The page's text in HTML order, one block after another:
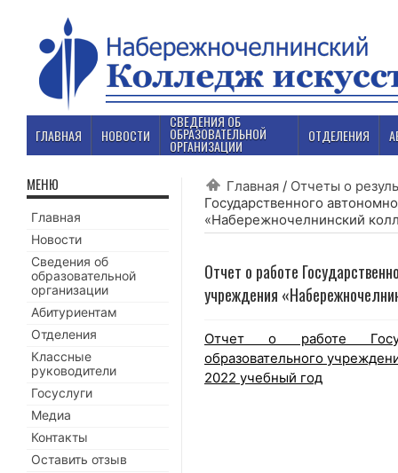
ГЛАВНАЯ НОВОСТИ
СВЕДЕНИЯ ОБ
ОБРАЗОВАТЕЛЬНОЙ
ОРГАНИЗАЦИИ
ОТДЕЛЕНИЯ
Главная / Отчеты о
Государственного
«Набережночелнинский
Отчет о работе
учреждения
Отчет о работе
образовательного
2022 учебный год
МЕНЮ
Главная
Новости
Сведения об
образовательной
организации
Абитуриентам
Отделения
Классные
руководители
Госуслуги
Медиа
Контакты
Оставить отзыв